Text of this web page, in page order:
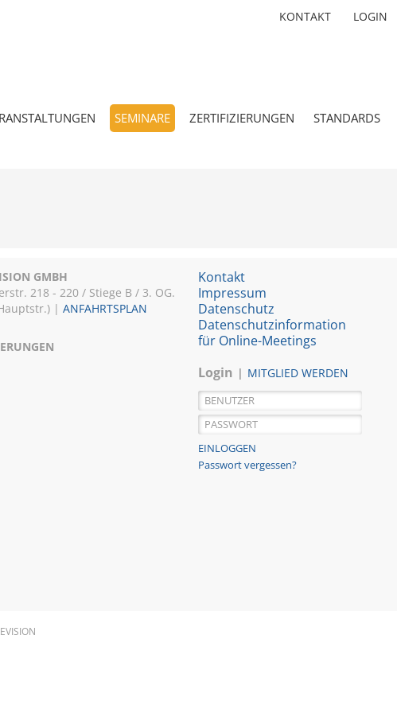
KONTAKT LOGIN
SEMINARE ZERTIFIZIERUNGEN STANDARDS
GMBH
218 - 220 / Stiege B / 3. OG.
| ANFAHRTSPLAN
Kontakt
Impressum
Datenschutz
Datenschutzinformation
für Online-Meetings
Login
MITGLIED WERDEN
Passwort vergessen?